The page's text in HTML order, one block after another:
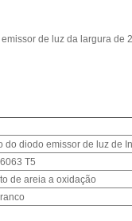
de luz da largura
do diodo emissor de luz de
T5
de areia a oxidação